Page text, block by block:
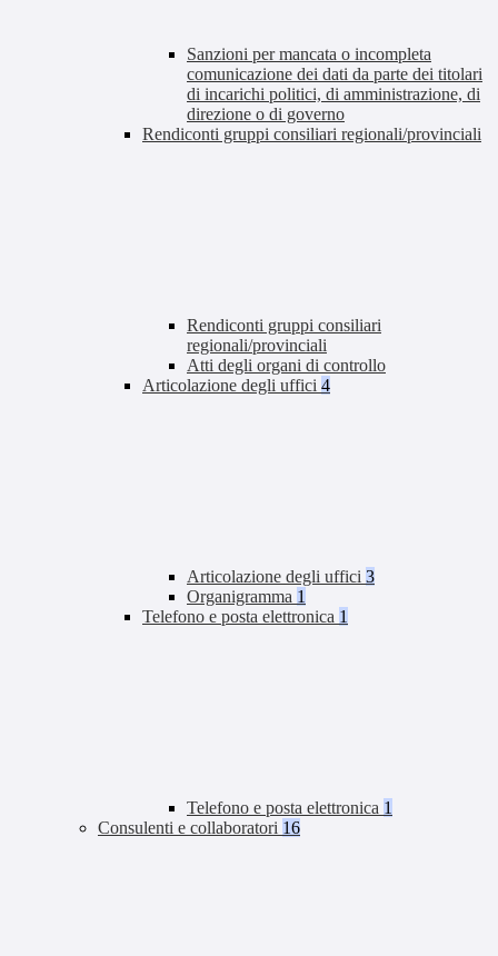
Sanzioni per mancata o incompleta
comunicazione dei dati da parte dei titolari
di incarichi politici, di amministrazione, di
direzione o di governo
Rendiconti gruppi consiliari regionali/provinciali
Rendiconti gruppi consiliari
regionali/provinciali
Atti degli organi di controllo
Articolazione degli uffici 4
Articolazione degli uffici 3
Organigramma 1
Telefono e posta elettronica 1
Telefono e posta elettronica 1
Consulenti e collaboratori 16